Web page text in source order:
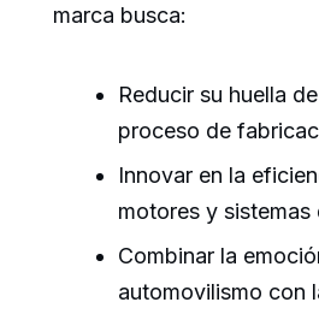
marca busca:
Reducir su huella
proceso de
Innovar en la
motores y sistemas
Combinar la
automovilismo con